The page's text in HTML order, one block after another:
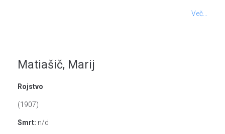
Več...
Matiašič, Marij
Rojstvo
(1907)
Smrt: n/d